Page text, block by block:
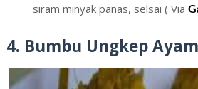
siram minyak panas, selsai ( Via
4. Bumbu Ungkep